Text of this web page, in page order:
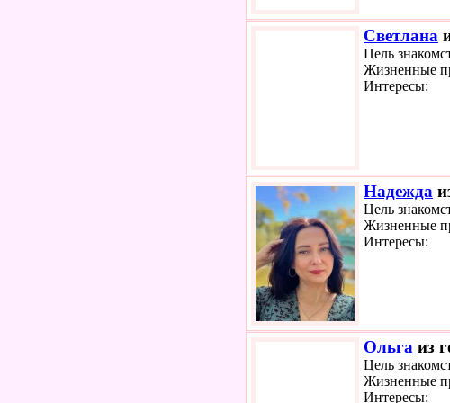
Светлана
Цель
Жизненные
Интересы:
Надежда
Цель
Жизненные
Интересы:
Ольга из
Цель
Жизненные
Интересы: